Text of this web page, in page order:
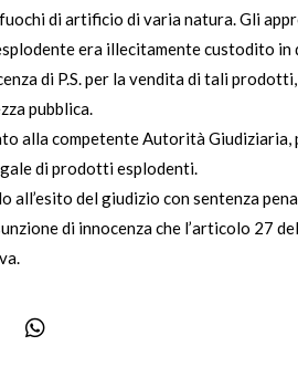
di artificio di varia natura. Gli
era illecitamente custodito in
di P.S. per la vendita di tali prodotti,
pubblica.
alla competente Autorità Giudiziaria,
di prodotti esplodenti.
all’esito del giudizio con sentenza
di innocenza che l’articolo 27